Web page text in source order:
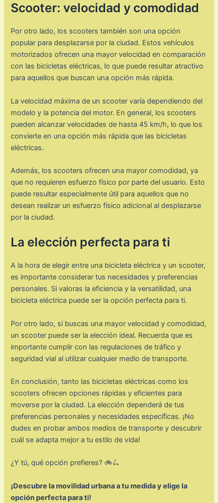
Scooter: velocidad y comodidad
Por otro lado, los scooters también son una opción
popular para desplazarse por la ciudad. Estos vehículos
motorizados ofrecen una mayor velocidad en comparación
con las bicicletas eléctricas, lo que puede resultar atractivo
para aquellos que buscan una opción más rápida.
La velocidad máxima de un scooter varía dependiendo del
modelo y la potencia del motor. En general, los scooters
pueden alcanzar velocidades de hasta 45 km/h, lo que los
convierte en una opción más rápida que las bicicletas
eléctricas.
Además, los scooters ofrecen una mayor comodidad, ya
que no requieren esfuerzo físico por parte del usuario. Esto
puede resultar especialmente útil para aquellos que no
desean realizar un esfuerzo físico adicional al desplazarse
por la ciudad.
La elección perfecta para ti
A la hora de elegir entre una bicicleta eléctrica y un scooter,
es importante considerar tus necesidades y preferencias
personales. Si valoras la eficiencia y la versatilidad, una
bicicleta eléctrica puede ser la opción perfecta para ti.
Por otro lado, si buscas una mayor velocidad y comodidad,
un scooter puede ser la elección ideal. Recuerda que es
importante cumplir con las regulaciones de tráfico y
seguridad vial al utilizar cualquier medio de transporte.
En conclusión, tanto las bicicletas eléctricas como los
scooters ofrecen opciones rápidas y eficientes para
moverse por la ciudad. La elección dependerá de tus
preferencias personales y necesidades específicas. ¡No
dudes en probar ambos medios de transporte y descubrir
cuál se adapta mejor a tu estilo de vida!
¿Y tú, qué opción prefieres? 🚲🛴
¡Descubre la movilidad urbana a tu medida y elige la
opción perfecta para ti!